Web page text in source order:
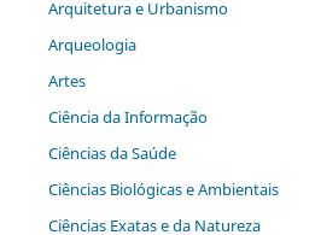
Arquitetura e Urbanismo
Arqueologia
Artes
Ciência da Informação
Ciências da Saúde
Ciências Biológicas e Ambientais
Ciências Exatas e da Natureza